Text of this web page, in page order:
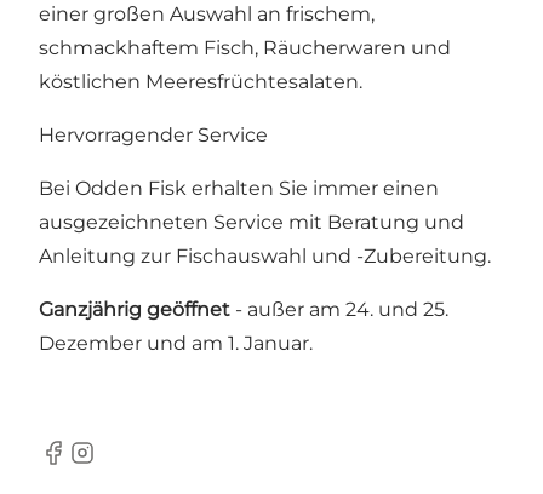
einer großen Auswahl an frischem,
schmackhaftem Fisch, Räucherwaren und
köstlichen Meeresfrüchtesalaten.
Hervorragender Service
Bei Odden Fisk erhalten Sie immer einen
ausgezeichneten Service mit Beratung und
Anleitung zur Fischauswahl und -Zubereitung.
Ganzjährig geöffnet - außer am 24. und 25.
Dezember und am 1. Januar.
Facebook
Instagram